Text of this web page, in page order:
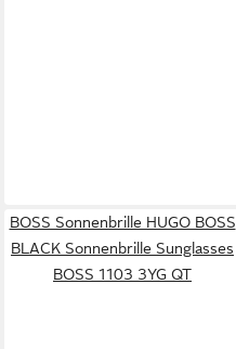
BOSS Sonnenbrille HUGO BOSS
BLACK Sonnenbrille Sunglasses
BOSS 1103 3YG QT